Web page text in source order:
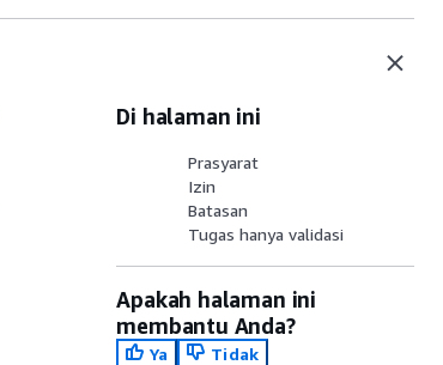
Di halaman ini
Prasyarat
Izin
Batasan
Tugas hanya validasi
Apakah halaman ini
membantu Anda?
Ya
Tidak